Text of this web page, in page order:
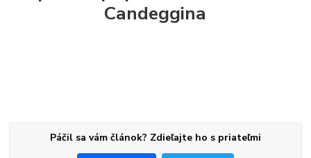
Candeggina
Páčil sa vám článok? Zdieľajte ho s priateľmi